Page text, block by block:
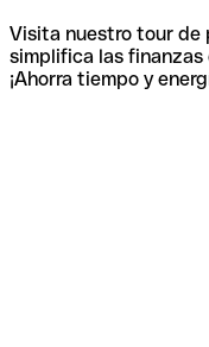
Visita nuestro tour de
simplifica las finanzas
¡Ahorra tiempo y